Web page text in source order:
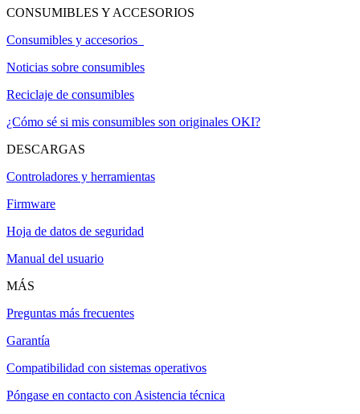
CONSUMIBLES Y ACCESORIOS
Consumibles y accesorios
Noticias sobre consumibles
Reciclaje de consumibles
¿Cómo sé si mis consumibles son originales OKI?
DESCARGAS
Controladores y herramientas
Firmware
Hoja de datos de seguridad
Manual del usuario
MÁS
Preguntas más frecuentes
Garantía
Compatibilidad con sistemas operativos
Póngase en contacto con Asistencia técnica